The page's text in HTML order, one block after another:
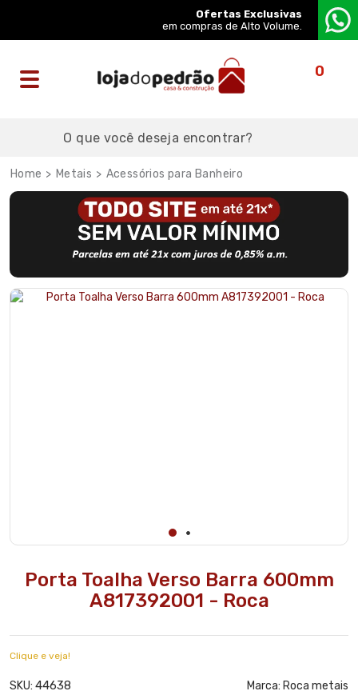
Ofertas Exclusivas
em compras de Alto Volume.
0
Metais Acessórios para Banheiro
Porta Toalha Verso Barra 600mm
A817392001 - Roca
Clique e veja!
SKU: 44638 Marca: Roca metais